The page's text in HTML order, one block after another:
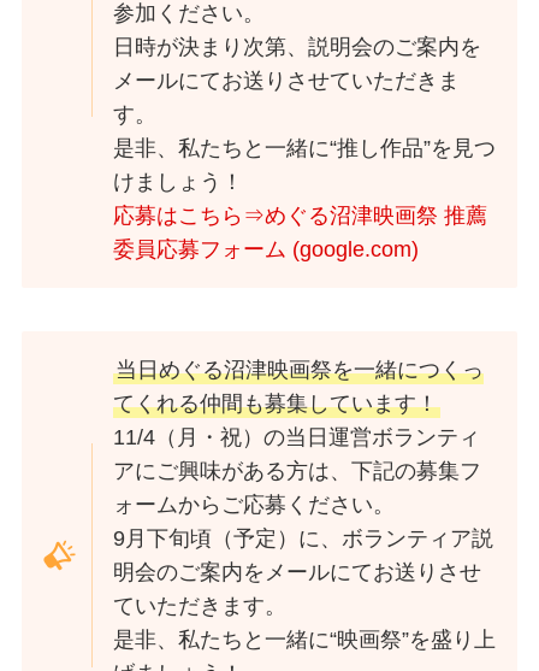
参加ください。
日時が決まり次第、説明会のご案内を
メールにてお送りさせていただきま
す。
是非、私たちと一緒に“推し作品”を見つ
けましょう！
応募はこちら⇒めぐる沼津映画祭 推薦
委員応募フォーム (google.com)
当日めぐる沼津映画祭を一緒につくっ
てくれる仲間も募集しています！
11/4（月・祝）の当日運営ボランティ
アにご興味がある方は、下記の募集フ
ォームからご応募ください。
9月下旬頃（予定）に、ボランティア説
明会のご案内をメールにてお送りさせ
ていただきます。
是非、私たちと一緒に“映画祭”を盛り上